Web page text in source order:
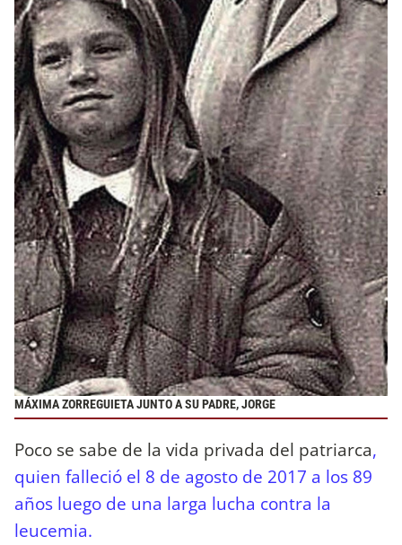
MÁXIMA ZORREGUIETA JUNTO A SU PADRE, JORGE
Poco se sabe de la vida privada del patriarca,
quien falleció el 8 de agosto de 2017 a los 89
años luego de una larga lucha contra la
leucemia.